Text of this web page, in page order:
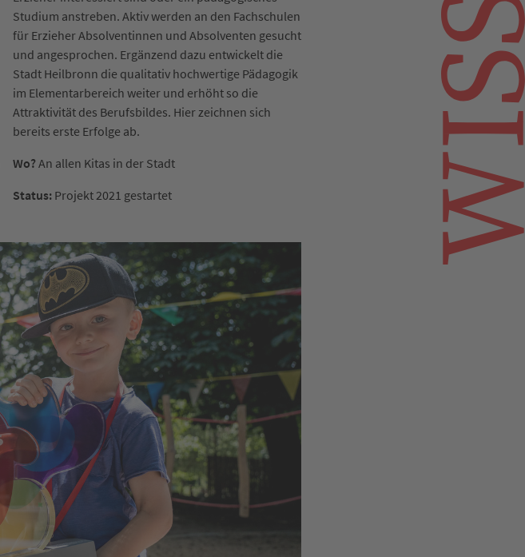
Studium anstreben. Aktiv werden an den Fachschulen
für Erzieher Absolventinnen und Absolventen gesucht
und angesprochen. Ergänzend dazu entwickelt die
Stadt Heilbronn die qualitativ hochwertige Pädagogik
im Elementarbereich weiter und erhöht so die
Attraktivität des Berufsbildes. Hier zeichnen sich
bereits erste Erfolge ab.
Wo?An allen Kitas in der Stadt
Status: Projekt 2021 gestartet